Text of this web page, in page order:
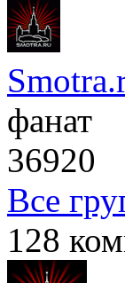
фанат
36920
Все
128